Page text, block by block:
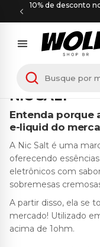
10% de desconto
/ E-LÍQUIDOS / NIC SALT
NIC SALT
Entenda porque
e-liquid do
A Nic Salt é uma
oferecendo
eletrônicos com
sobremesas
A partir disso, ela se
mercado! Utilizado
acima de 1ohm.